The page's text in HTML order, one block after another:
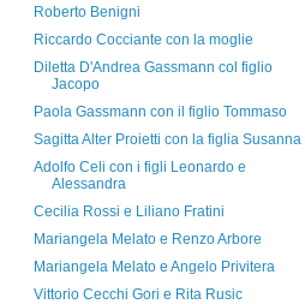
Roberto Benigni
Riccardo Cocciante con la moglie
Diletta D'Andrea Gassmann col figlio
Jacopo
Paola Gassmann con il figlio Tommaso
Sagitta Alter Proietti con la figlia Susanna
Adolfo Celi con i figli Leonardo e
Alessandra
Cecilia Rossi e Liliano Fratini
Mariangela Melato e Renzo Arbore
Mariangela Melato e Angelo Privitera
Vittorio Cecchi Gori e Rita Rusic